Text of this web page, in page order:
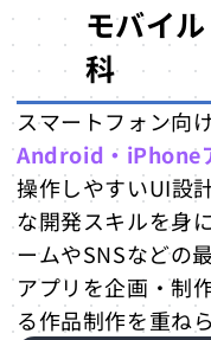
モバイ
科
スマートフォン向
Android・iPhone
操作しやすいUI設
な開発スキルを身
ームやSNSなどの
アプリを企画・制
る作品制作を重ね